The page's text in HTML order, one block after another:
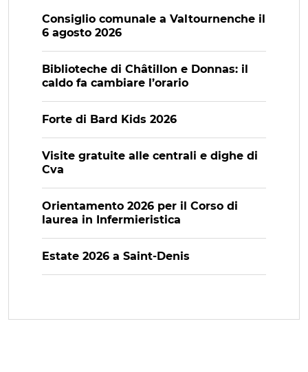
Consiglio comunale a Valtournenche il
6 agosto 2026
Biblioteche di Châtillon e Donnas: il
caldo fa cambiare l’orario
Forte di Bard Kids 2026
Visite gratuite alle centrali e dighe di
Cva
Orientamento 2026 per il Corso di
laurea in Infermieristica
Estate 2026 a Saint-Denis